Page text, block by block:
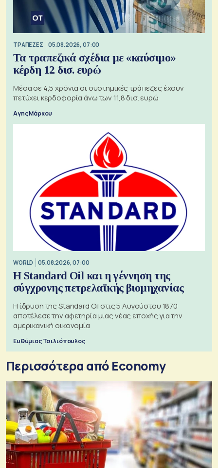
ΤΡΑΠΕΖΕΣ 05.08.2026, 07:00
Τα τραπεζικά σχέδια με «καύσιμο»
κέρδη 12 δισ. ευρώ
Μέσα σε 4,5 χρόνια οι συστημικές τράπεζες έχουν
πετύχει κερδοφορία άνω των 11,8 δισ. ευρώ
Αγης Μάρκου
WORLD 05.08.2026, 07:00
Η Standard Oil και η γέννηση της
σύγχρονης πετρελαϊκής βιομηχανίας
Η ίδρυση της Standard Oil στις 5 Αυγούστου 1870
αποτέλεσε την αφετηρία μιας νέας εποχής για την
αμερικανική οικονομία
Ευθύμιος Τσιλιόπουλος
Περισσότερα από Economy